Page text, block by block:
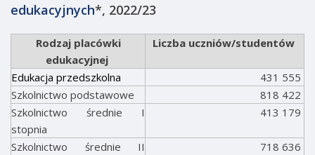
edukacyjnych*, 2022/23
Rodzaj placówki
edukacyjnej
Liczba uczniów/studentów
Edukacja przedszkolna
431 555
Szkolnictwo podstawowe
818 422
Szkolnictwo średnie I
stopnia
413 179
Szkolnictwo średnie II
718 636